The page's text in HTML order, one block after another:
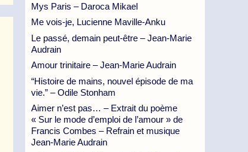
Mys Paris – Daroca Mikael
Me vois-je, Lucienne Maville-Anku
Le passé, demain peut-être – Jean-Marie
Audrain
Amour trinitaire – Jean-Marie Audrain
“Histoire de mains, nouvel épisode de ma
vie.” – Odile Stonham
Aimer n’est pas… – Extrait du poème
« Sur le mode d’emploi de l’amour » de
Francis Combes – Refrain et musique
Jean-Marie Audrain